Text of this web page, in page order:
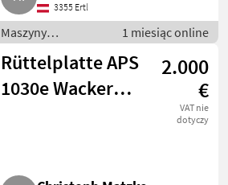
3355 Ertl
Maszyny
budowlane /
Drobny sprzęt
1 miesiąc online
Rüttelplatte APS
1030e Wacker
2.000
€
VAT nie
dotyczy